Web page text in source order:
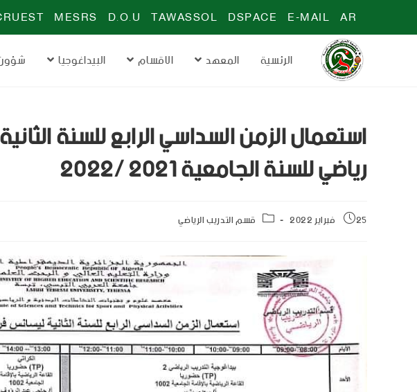
AR
E-MAIL
DSPACE
TAWASSOL
D.O.U
MESRS
الرئسية
المعهد الاقسام البيداغوجيا
استعمال الزمن السداسي الرابع للسنة
رياضي للسنة الجامعية 2021 /2022
25 فبراير 2022 قسم التدريب الرياضي